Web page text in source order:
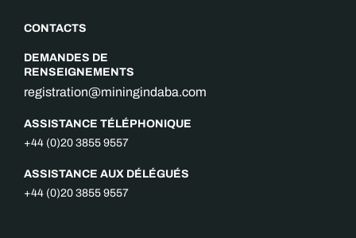
CONTACTS
DEMANDES DE
RENSEIGNEMENTS
registration@miningindaba.com
ASSISTANCE TÉLÉPHONIQUE
+44 (0)20 3855 9557
ASSISTANCE AUX DÉLÉGUÉS
+44 (0)20 3855 9557